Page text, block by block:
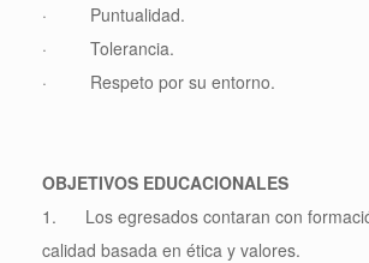
· Puntualidad.
· Tolerancia.
· Respeto por su entorno.
OBJETIVOS EDUCACIONALES
1. Los egresados contaran con
calidad basada en ética y valores.